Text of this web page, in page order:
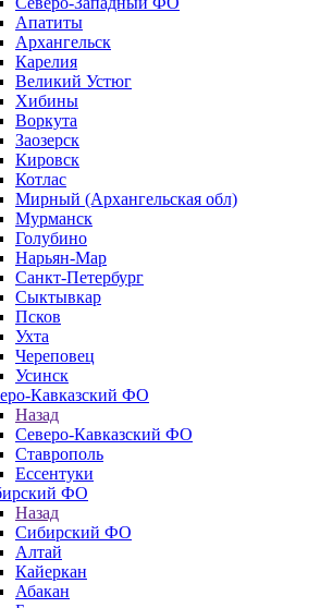
Апатиты
Архангельск
Карелия
Великий Устюг
Хибины
Воркута
Заозерск
Кировск
Котлас
Мирный (Архангельская обл)
Мурманск
Голубино
Нарьян-Мар
Санкт-Петербург
Сыктывкар
Псков
Ухта
Череповец
Усинск
Кавказский ФО
Назад
Северо-Кавказский ФО
Ставрополь
Ессентуки
ФО
Назад
Сибирский ФО
Алтай
Кайеркан
Абакан